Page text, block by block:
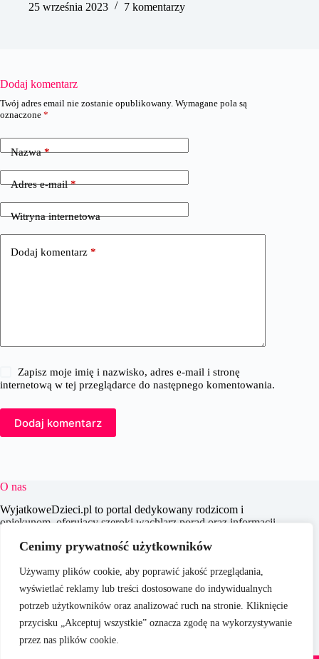
Cenimy prywatność użytkowników
Używamy plików cookie, aby poprawić jakość przeglądania,
wyświetlać reklamy lub treści dostosowane do indywidualnych
potrzeb użytkowników oraz analizować ruch na stronie. Kliknięcie
przycisku „Akceptuj wszystkie” oznacza zgodę na wykorzystywanie
przez nas plików cookie.
25 września 2023
7 komentarzy
Dodaj komentarz
Twój adres email nie zostanie opublikowany. Wymagane pola są
oznaczone *
Nazwa*
Adres e-mail*
Witryna internetowa
Dodaj komentarz *
Zapisz moje imię i nazwisko, adres e-mail i stronę
internetową w tej przeglądarce do następnego komentowania.
Dodaj komentarz
O nas
WyjatkoweDzieci.pl to portal dedykowany rodzicom i
opiekunom, oferujący szeroki wachlarz porad oraz informacji
celem jest wspieranie dorosłych w codziennych wyzwaniach
praktycznych treści, które pomagają w świadomym i
efektywnym wychowywaniu młodego pokolenia.